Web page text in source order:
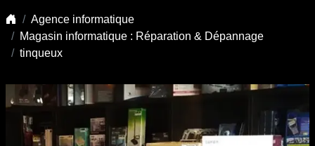
Agence informatique
Magasin informatique : Réparation & Dépannage
tinqueux